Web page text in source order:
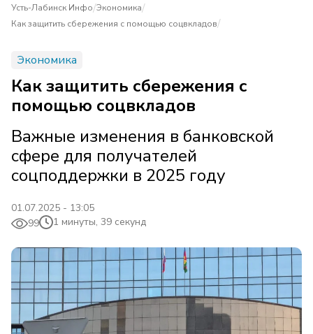
Усть-Лабинск Инфо/Экономика/
Как защитить сбережения с помощью соцвкладов/
Экономика
Как защитить сбережения с
помощью соцвкладов
Важные изменения в банковской
сфере для получателей
соцподдержки в 2025 году
01.07.2025 - 13:05
99
1 минуты, 39 секунд